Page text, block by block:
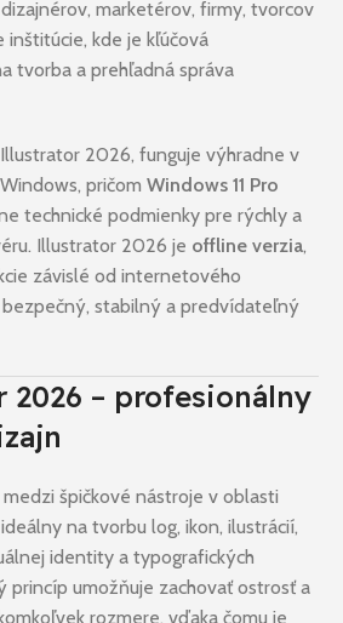
marketérov, firmy, tvorcov
inštitúcie, kde je kľúčová
tvorba a prehľadná správa
2026, funguje výhradne v
pričom Windows 11 Pro
technické podmienky pre rýchly a
Illustrator 2026 je offline verzia,
závislé od internetového
bezpečný, stabilný a predvídateľný
– profesionálny
špičkové nástroje v oblasti
na tvorbu log, ikon, ilustrácií,
identity a typografických
princíp umožňuje zachovať ostrosť a
rozmere, vďaka čomu je